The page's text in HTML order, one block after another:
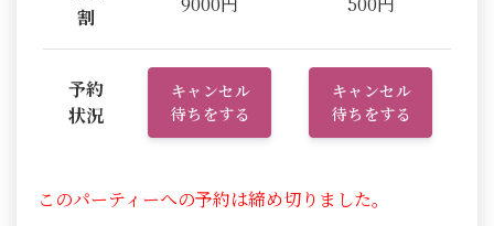
割
予約
状況
キャンセル
待ちをする
キャンセル
待ちをする
このパーティーへの予約は締め切りました。